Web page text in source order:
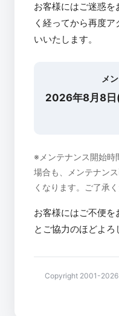
お客様にはご迷惑を
く経ってから再度
いいたします。
メ
2026年8月8
※メンテナンス開始時
場合も、メンテナン
くなります。ご了承く
お客様にはご不便
とご協力のほどよろ
Copyright 2001-2026